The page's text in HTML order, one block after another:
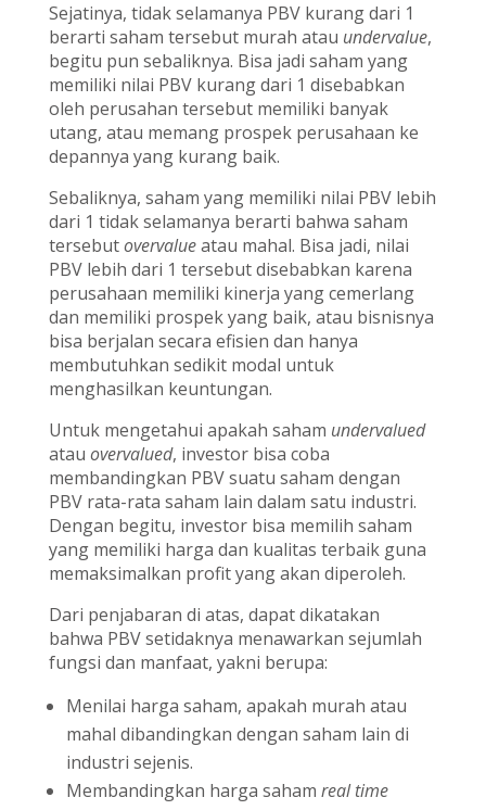
Sejatinya, tidak selamanya PBV kurang dari 1
berarti saham tersebut murah atau undervalue,
begitu pun sebaliknya. Bisa jadi saham yang
memiliki nilai PBV kurang dari 1 disebabkan
oleh perusahan tersebut memiliki banyak
utang, atau memang prospek perusahaan ke
depannya yang kurang baik.
Sebaliknya, saham yang memiliki nilai PBV lebih
dari 1 tidak selamanya berarti bahwa saham
tersebutovervalueatau mahal. Bisa jadi, nilai
PBV lebih dari 1 tersebut disebabkan karena
perusahaan memiliki kinerja yang cemerlang
dan memiliki prospek yang baik, atau bisnisnya
bisa berjalan secara efisien dan hanya
membutuhkan sedikit modal untuk
menghasilkan keuntungan.
Untuk mengetahui apakah saham undervalued
atau overvalued, investor bisa coba
membandingkan PBV suatu saham dengan
PBV rata-rata saham lain dalam satu industri.
Dengan begitu, investor bisa memilih saham
yang memiliki harga dan kualitas terbaik guna
memaksimalkan profit yang akan diperoleh.
Dari penjabaran di atas, dapat dikatakan
bahwa PBV setidaknya menawarkan sejumlah
fungsi dan manfaat, yakni berupa:
Menilai harga saham, apakah murah atau
mahal dibandingkan dengan saham lain di
industri sejenis.
Membandingkan harga saham real time